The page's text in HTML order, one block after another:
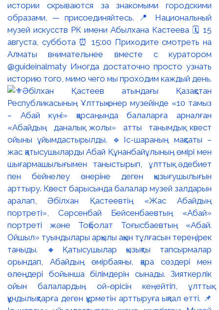
истории скрываются за знакомыми городскими
образами, — присоединяйтесь. 📍 Национальный
музей искусств РК имени Абылхана Кастеева 🗓 15
августа, суббота ⏰ 15:00 Приходите смотреть на
Алматы внимательнее вместе с куратором
@guideinalmaty Иногда достаточно просто узнать
историю того, мимо чего мы проходим каждый день.